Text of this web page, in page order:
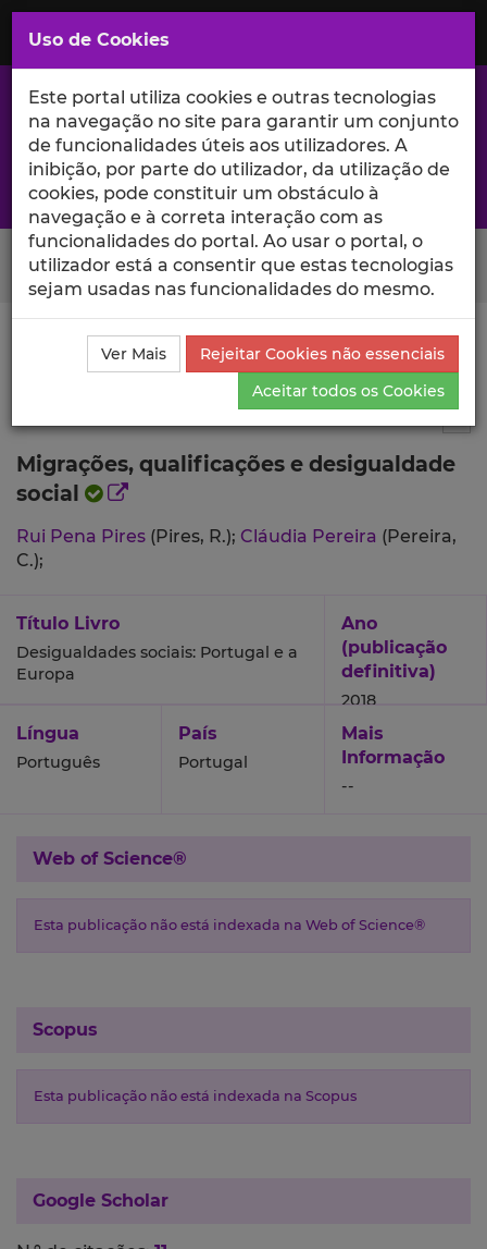
Saltar
para
Conteúdo
Principal
A excelência da investigação e ciência no Iscte
Search Button
Ciência_Iscte Publicações
Descrição Detalhada da
Publicação
Migrações, qualificações e desigualdade
social
Rui Pena Pires (Pires, R.); Cláudia Pereira (Pereira,
C.);
Título Livro
Desigualdades sociais: Portugal e a
Europa
Ano
(publicação
definitiva)
2018
Língua
Português
País
Portugal
Mais
Informação
--
Web of Science®
Esta publicação não está indexada na Web of Science®
Scopus
Esta publicação não está indexada na Scopus
Google Scholar
Uso de Cookies
Este portal utiliza cookies e outras tecnologias
na navegação no site para garantir um conjunto
de funcionalidades úteis aos utilizadores. A
inibição, por parte do utilizador, da utilização de
cookies, pode constituir um obstáculo à
navegação e à correta interação com as
funcionalidades do portal. Ao usar o portal, o
utilizador está a consentir que estas tecnologias
sejam usadas nas funcionalidades do mesmo.
Ver Mais
Rejeitar Cookies não essenciais
Aceitar todos os Cookies